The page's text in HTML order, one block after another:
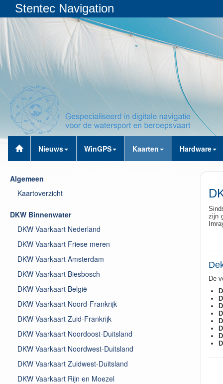
Stentec Navigation
Nieuws WinGPS Kaarten Hardware
zijn
De
Algemeen
Kaartoverzicht
DKW Binnenwater
DKW Vaarkaart Nederland
DKW Vaarkaart Friese meren
DKW Vaarkaart Amsterdam
DKW Vaarkaart Biesbosch
DKW Vaarkaart België
DKW Vaarkaart Noord-Frankrijk
DKW Vaarkaart Zuid-Frankrijk
DKW Vaarkaart Noordoost-Duitsland
DKW Vaarkaart Noordwest-Duitsland
DKW Vaarkaart Zuidwest-Duitsland
DKW Vaarkaart Rijn en Moezel